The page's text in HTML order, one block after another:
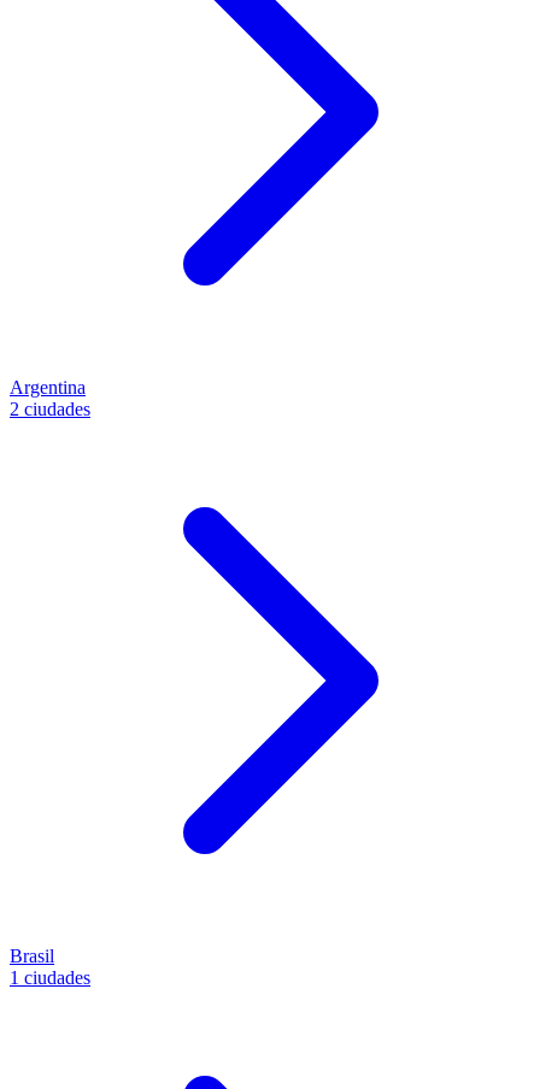
Argentina
2 ciudades
Brasil
1 ciudades